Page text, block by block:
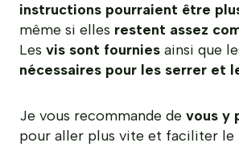
instructions pourraient être
même si elles restent assez
Les vis sont fournies ainsi que
nécessaires pour les serrer et
Je vous recommande de vous y
pour aller plus vite et faciliter le